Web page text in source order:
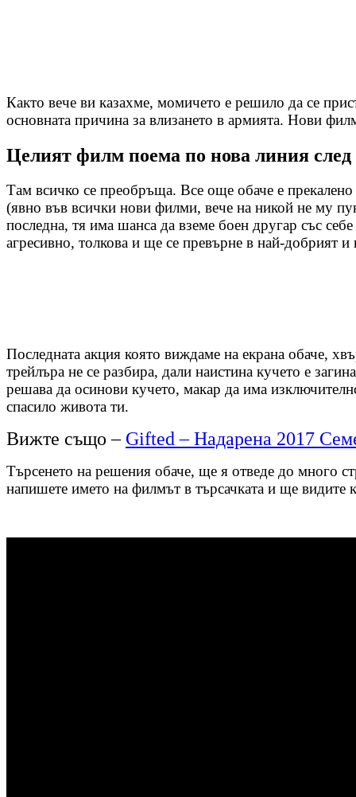
Както вече ви казахме, момичето е решило да се
основната причина за влизането в армията. Нови
Целият филм поема по нова линия след
Там всичко се преобръща. Все още обаче е
(явно във всички нови филми, вече на никой не му
последна, тя има шанса да вземе боен другар със
агресивно, толкова и ще се превърне в най-добрият
Последната акция която виждаме на екрана обаче,
трейлъра не се разбира, дали наистина кучето е
решава да осинови кучето, макар да има
спасило живота ти.
Вижте също – Gifted – Надарена 2017
Търсенето на решения обаче, ще я отведе до много
напишете името на филмът в търсачката и ще видите